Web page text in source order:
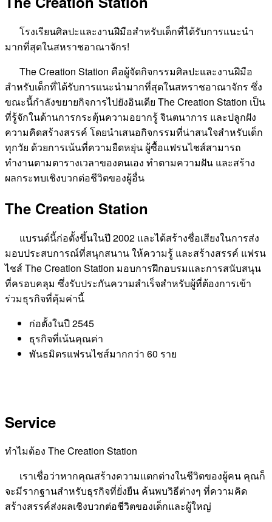
โรงเรียนศิลปะและงานฝีมือสำหรับเด็กที่ได้รับการแนะนำ
มากที่สุดในสหราชอาณาจักร!
The Creation Station คือผู้จัดกิจกรรมศิลปะและงานฝีมือ
สำหรับเด็กที่ได้รับการแนะนำมากที่สุดในสหราชอาณาจักร ซึ่ง
ขณะนี้กำลังขยายกิจการไปยังอินเดีย The Creation Station เป็น
ที่รู้จักในด้านการกระตุ้นความอยากรู้ จินตนาการ และปลูกฝัง
ความคิดสร้างสรรค์ โดยนำเสนอกิจกรรมที่น่าสนใจสำหรับเด็ก
ทุกวัย ด้วยการเน้นที่ความยืดหยุ่น ผู้ซื้อแฟรนไชส์สามารถ
ทำงานตามตารางเวลาของตนเอง ทำตามความฝัน และสร้าง
ผลกระทบเชิงบวกต่อชีวิตของผู้อื่น
The Creation Station
แบรนด์นี้ก่อตั้งขึ้นในปี 2002 และได้สร้างชื่อเสียงในการส่ง
มอบประสบการณ์ที่สนุกสนาน ให้ความรู้ และสร้างสรรค์ แฟรน
ไชส์ ​​The Creation Station มอบการฝึกอบรมและการสนับสนุน
ที่ครอบคลุม ซึ่งรับประกันความสำเร็จสำหรับผู้ที่ต้องการเข้า
ร่วมธุรกิจที่คุ้มค่านี้
ก่อตั้งในปี 2545
ธุรกิจที่เน้นคุณค่า
พันธมิตรแฟรนไชส์มากกว่า 60 ราย
Service
ทำไมต้อง The Creation Station
เราเชื่อว่าหากคุณสร้างความแตกต่างในชีวิตของผู้คน คุณก็
จะมีรากฐานสำหรับธุรกิจที่ยั่งยืน ค้นพบวิธีต่างๆ ที่ความคิด
สร้างสรรค์ส่งผลเชิงบวกต่อชีวิตของเด็กและผู้ใหญ่